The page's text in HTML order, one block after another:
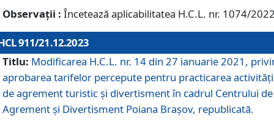
Observații : Încetează aplicabilitatea H.C.L. nr. 1074/
911/21.12.2023
Titlu: Modificarea H.C.L. nr. 14 din 27 ianuarie 2021,
aprobarea tarifelor percepute pentru practicarea
de agrement turistic și divertisment în cadrul Centrului de
Agrement și Divertisment Poiana Brașov, republicată.